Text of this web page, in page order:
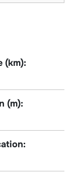
(km):
(m):